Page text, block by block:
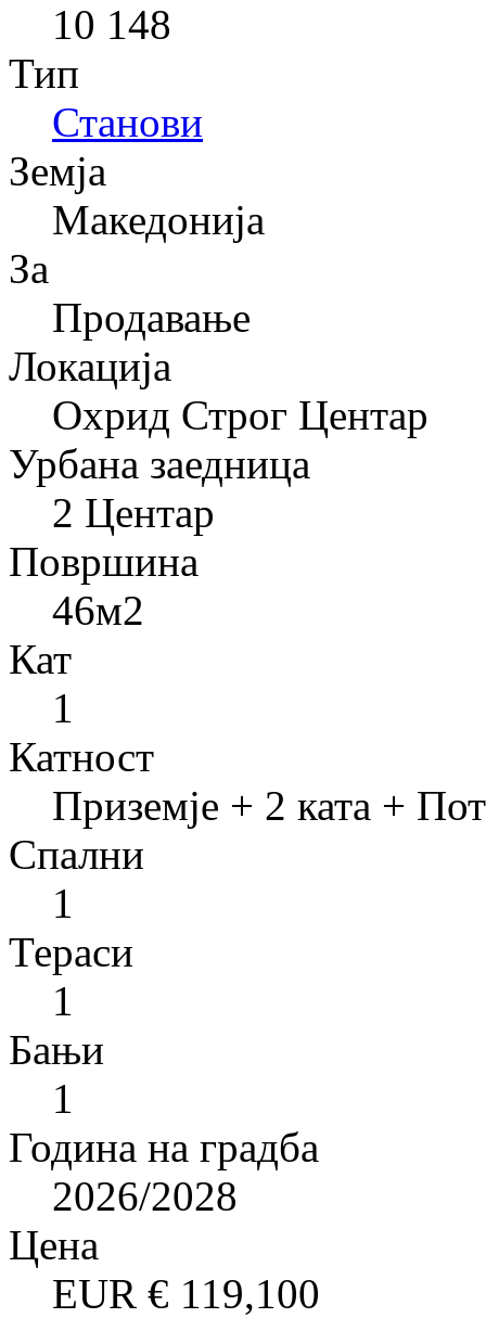
10 148
Тип
Станови
Земја
Македонија
За
Продавање
Локација
Охрид Строг Центар
Урбана заедница
2 Центар
Површина
46м2
Кат
1
Катност
Приземје + 2 ката +
Спални
1
Тераси
1
Бањи
1
Година на градба
2026/2028
Цена
EUR € 119,100